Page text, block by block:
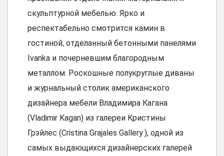
скульптурной мебелью. Ярко и
респектабельно смотрится камин в
гостиной, отделанный бетонными панелями
Ivanka и почерневшим благородным
металлом. Роскошные полукруглые диваны
и журнальный столик американского
дизайнера мебели Владимира Кагана
(Vladimir Kagan) из галереи Кристины
Грэйлес (Cristina Grajales Gallery ), одной из
самых выдающихся дизайнерских галерей